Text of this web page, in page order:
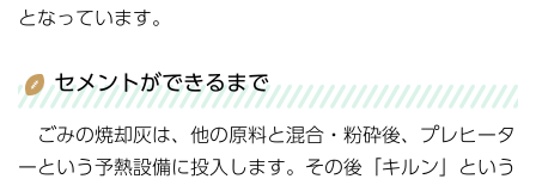
となっています。
セメントができるまで
ごみの焼却灰は、他の原料と混合・粉砕後、プレヒータ
ーという予熱設備に投入します。その後「キルン」という